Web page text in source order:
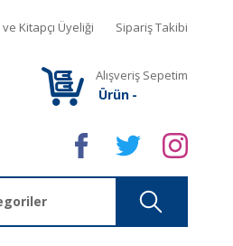
Kitapçı Üyeliği Sipariş Takibi
Alışveriş Sepetim
Ürün -